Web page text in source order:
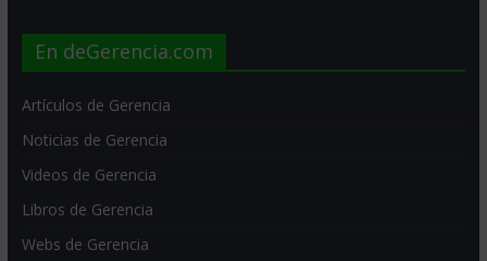
En deGerencia.com
Artículos de Gerencia
Noticias de Gerencia
Videos de Gerencia
Libros de Gerencia
Webs de Gerencia